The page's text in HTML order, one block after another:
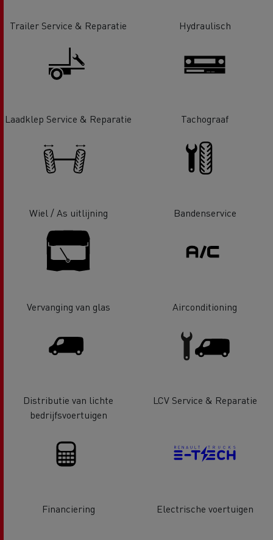
Trailer Service & Reparatie Hydraulisch
Laadklep Service & Reparatie Tachograaf
Wiel / As uitlijning Bandenservice
Vervanging van glas Airconditioning
Distributie van lichte
bedrijfsvoertuigen
LCV Service & Reparatie
Financiering Electrische voertuigen